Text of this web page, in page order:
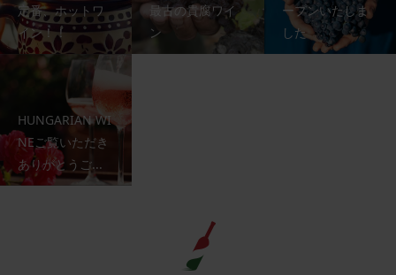
定番、ホットワ
イン！！
最古の貴腐ワイ
ン
ープンいたしま
した
HUNGARIAN WI
NEご覧いただき
ありがとうご...